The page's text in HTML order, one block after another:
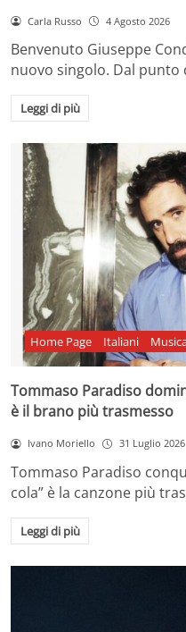
Carla Russo 4 Agosto 2026
Benvenuto Giuseppe
nuovo singolo. Dal
Leggi di più
Home Page Italiani
Tommaso Paradiso
è il brano più trasmesso
Ivano Moriello 31 Luglio 2026
Tommaso Paradiso
cola” è la canzone più
Leggi di più